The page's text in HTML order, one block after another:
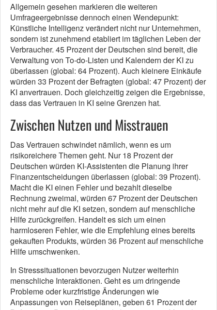
Allgemein gesehen markieren die weiteren
Umfrageergebnisse dennoch einen Wendepunkt:
Künstliche Intelligenz verändert nicht nur Unternehmen,
sondern ist zunehmend etabliert im täglichen Leben der
Verbraucher. 45 Prozent der Deutschen sind bereit, die
Verwaltung von To-do-Listen und Kalendern der KI zu
überlassen (global: 64 Prozent). Auch kleinere Einkäufe
würden 33 Prozent der Befragten (global: 47 Prozent) der
KI anvertrauen. Doch gleichzeitig zeigen die Ergebnisse,
dass das Vertrauen in KI seine Grenzen hat.
Zwischen Nutzen und Misstrauen
Das Vertrauen schwindet nämlich, wenn es um
risikoreichere Themen geht. Nur 18 Prozent der
Deutschen würden KI-Assistenten die Planung ihrer
Finanzentscheidungen überlassen (global: 39 Prozent).
Macht die KI einen Fehler und bezahlt dieselbe
Rechnung zweimal, würden 67 Prozent der Deutschen
nicht mehr auf die KI setzen, sondern auf menschliche
Hilfe zurückgreifen. Handelt es sich um einen
harmloseren Fehler, wie die Empfehlung eines bereits
gekauften Produkts, würden 36 Prozent auf menschliche
Hilfe umschwenken.
In Stresssituationen bevorzugen Nutzer weiterhin
menschliche Interaktionen. Geht es um dringende
Probleme oder kurzfristige Änderungen wie
Anpassungen von Reiseplänen, geben 61 Prozent der